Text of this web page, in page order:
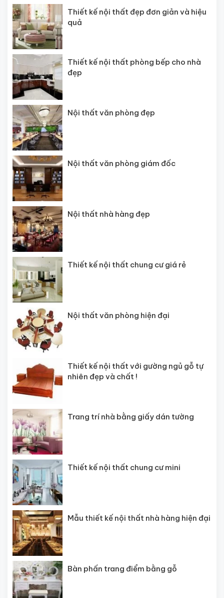
Thiết kế nội thất đẹp đơn giản và hiệu
quả
Thiết kế nội thất phòng bếp cho nhà
đẹp
Nội thất văn phòng đẹp
Nội thất văn phòng giám đốc
Nội thất nhà hàng đẹp
Thiết kế nội thất chung cư giá rẻ
Nội thất văn phòng hiện đại
Thiết kế nội thất với gường ngủ gỗ tự
nhiên đẹp và chất !
Trang trí nhà bằng giấy dán tường
Thiết kế nội thất chung cư mini
Mẫu thiết kế nội thất nhà hàng hiện đại
Bàn phấn trang điểm bằng gỗ